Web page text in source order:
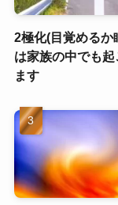
2極化(目覚めるか
は家族の中でも
ます